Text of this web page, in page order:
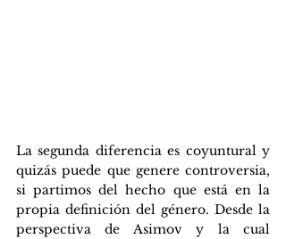
La segunda diferencia es coyuntural y
quizás puede que genere controversia,
si partimos del hecho que está en la
propia definición del género. Desde la
perspectiva de Asimov y la cual